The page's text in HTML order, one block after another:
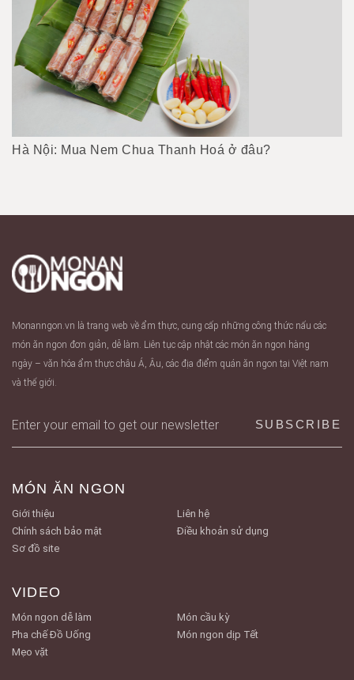
Hà Nội: Mua Nem Chua Thanh Hoá ở đâu?
Monanngon.vn là trang web về ẩm thực, cung cấp những công thức nấu các
món ăn ngon đơn giản, dễ làm. Liên tục cập nhật các món ăn ngon hàng
ngày – văn hóa ẩm thực châu Á, Âu, các địa điểm quán ăn ngon tại Việt nam
và thế giới.
MÓN ĂN NGON
Giới thiệu
Liên hệ
Chính sách bảo mật
Điều khoản sử dụng
Sơ đồ site
VIDEO
Món ngon dễ làm
Món cầu kỳ
Pha chế Đồ Uống
Món ngon dịp Tết
Mẹo vặt